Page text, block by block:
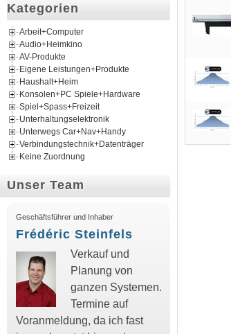
Kategorien
Arbeit+Computer
Audio+Heimkino
AV-Produkte
Eigene Leistungen+Produkte
Haushalt+Heim
Konsolen+PC Spiele+Hardware
Spiel+Spass+Freizeit
Unterhaltungselektronik
Unterwegs Car+Nav+Handy
Verbindungstechnik+Datenträger
Keine Zuordnung
Unser Team
Geschäftsführer und Inhaber
Frédéric Steinfels
Verkauf und
Planung von
ganzen Systemen.
Termine auf
Voranmeldung, da ich fast